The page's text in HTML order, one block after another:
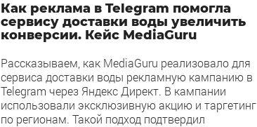
Как реклама в Telegram помогла
сервису доставки воды увеличить
конверсии. Кейс MediaGuru
Рассказываем, как MediaGuru реализовало для
сервиса доставки воды рекламную кампанию в
Telegram через Яндекс Директ. В кампании
использовали эксклюзивную акцию и таргетинг
по регионам. Такой подход подтвердил